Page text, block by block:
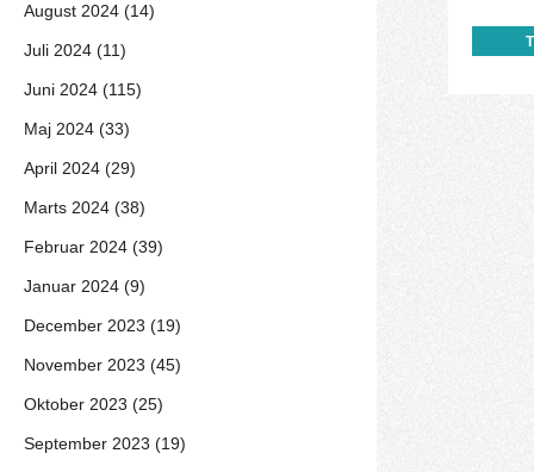
August 2024 (14)
Juli 2024 (11)
Juni 2024 (115)
Maj 2024 (33)
April 2024 (29)
Marts 2024 (38)
Februar 2024 (39)
Januar 2024 (9)
December 2023 (19)
November 2023 (45)
Oktober 2023 (25)
September 2023 (19)